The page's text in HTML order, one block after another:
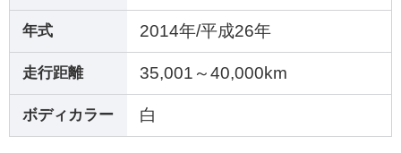
年式 2014年/平成26年
走行距離 35,001～40,000km
ボディカラー 白